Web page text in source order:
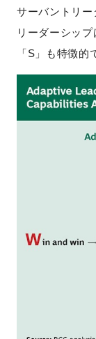
サーバントリー
リーダーシッ
「S」も特徴的